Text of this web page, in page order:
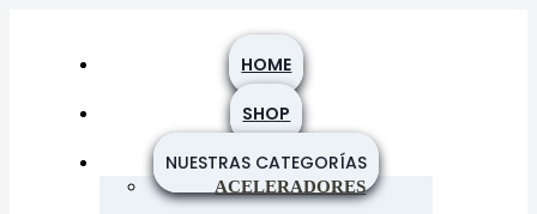
HOME
SHOP
NUESTRAS CATEGORÍAS
ACELERADORES
31356 Protectores de Horquilla
Protector de Horquilla